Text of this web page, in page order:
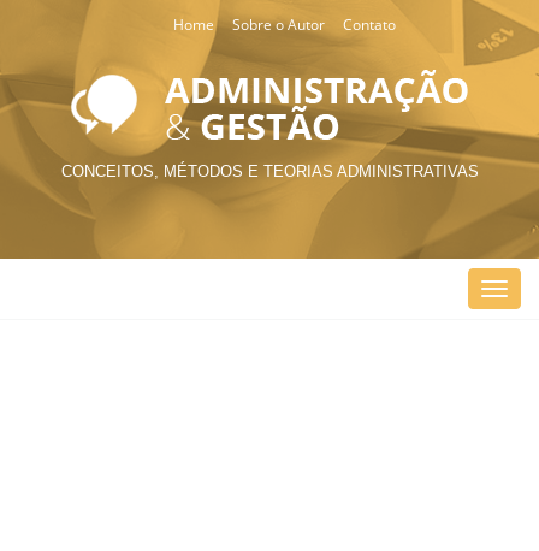
Home Sobre o Autor Contato
CONCEITOS, MÉTODOS E TEORIAS ADMINISTRATIVAS